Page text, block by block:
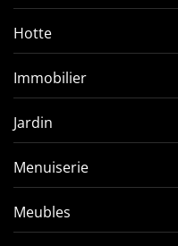
Hotte
Immobilier
Jardin
Menuiserie
Meubles